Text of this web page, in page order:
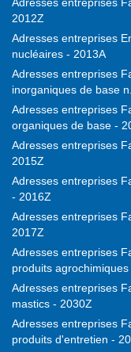
2012Z
Adresses entreprises
nucléaires - 2013A
Adresses entreprises
inorganiques de base
Adresses entreprises
organiques de base -
Adresses entreprises
2015Z
Adresses entreprises
- 2016Z
Adresses entreprises
2017Z
Adresses entreprises
produits
Adresses entreprises
mastics - 2030Z
Adresses entreprises
produits d'entretien -